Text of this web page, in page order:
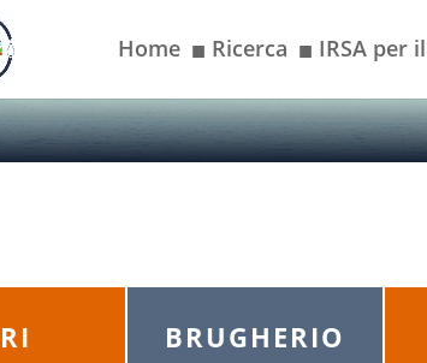
Home ■ Ricerca ■ IRSA per
BRUGHERIO